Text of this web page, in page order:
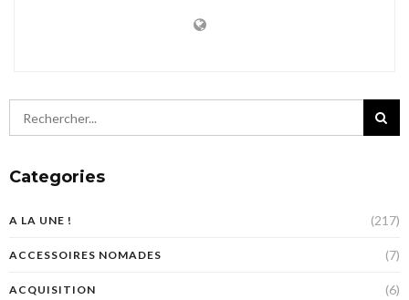
Categories
A LA UNE ! (217)
ACCESSOIRES NOMADES (7)
ACQUISITION (6)